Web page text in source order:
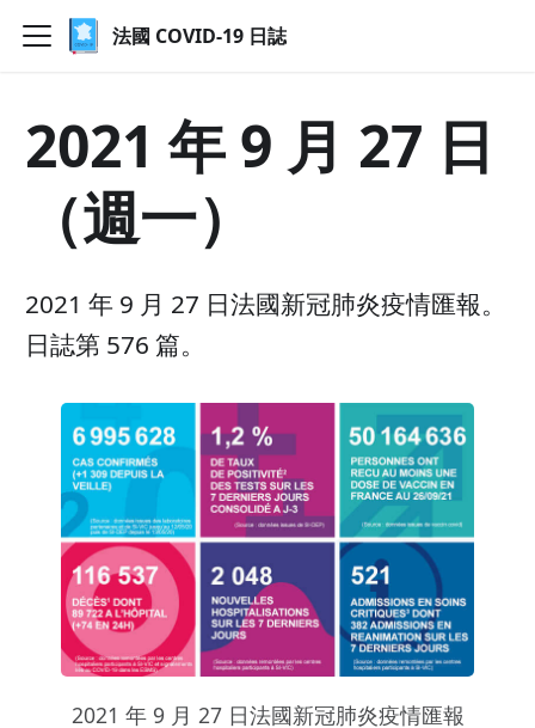
法國 COVID-19 日誌
2021 年 9 月 27 日
（週一）
2021 年 9 月 27 日法國新冠肺炎疫情匯報。
日誌第 576 篇。
2021 年 9 月 27 日法國新冠肺炎疫情匯報